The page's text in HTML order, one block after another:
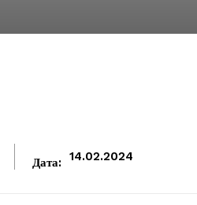
Дата: 14.02.2024